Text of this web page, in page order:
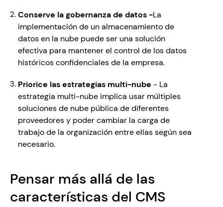
Conserve la gobernanza de datos -La
implementación de un almacenamiento de
datos en la nube puede ser una solución
efectiva para mantener el control de los datos
históricos confidenciales de la empresa.
Priorice las estrategias multi-nube - La
estrategia multi-nube implica usar múltiples
soluciones de nube pública de diferentes
proveedores y poder cambiar la carga de
trabajo de la organización entre ellas según sea
necesario.
Pensar más allá de las
características del CMS